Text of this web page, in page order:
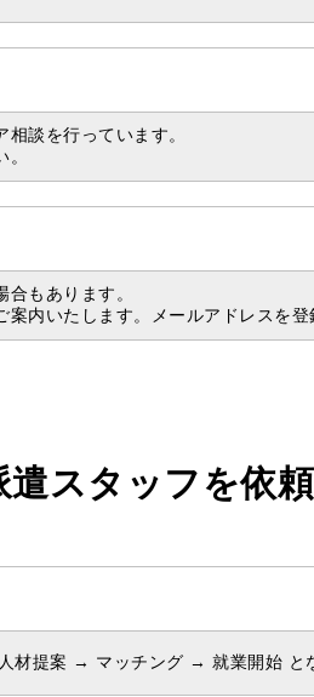
談を行っています。
もあります。
内いたします。メールアドレスを
遣スタッフを依
提案 → マッチング → 就業開始 と